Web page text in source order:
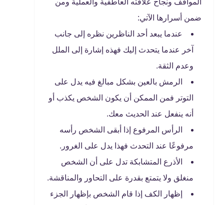
المواقف ونجاح علاقته العاطفية والعملية ومن
ضمن أسرارها الآتي:
عندما يبعد أحد الناظرين نظره إلى جانب
آخر عندما يتحدث إليك فهذه إشارة إلى الملل
وعدم الثقة.
الرمش بالعين بشكل مبالغ فيه يدل على
التوتر فمن الممكن أن يكون الشخص يكذب أو
أنه ينفعل عند الحديث معك.
الرأس المرفوع إذا أبقى الشخص رأسه
مرفوعًا عند التحدث فهذا يدل على الغرور.
الأذرع المتشابكة تدل على أن الشخص
منغلق ولا يتمتع بقدرة على التحاور والمناقشة.
إظهار الكف إذا قام الشخص بإظهار الجزء